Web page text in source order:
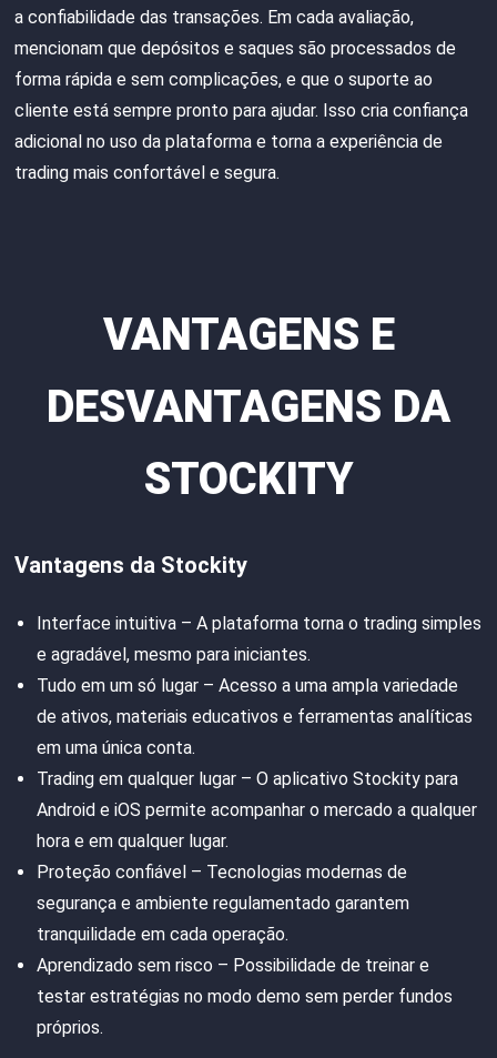
a confiabilidade das transações. Em cada avaliação,
mencionam que depósitos e saques são processados de
forma rápida e sem complicações, e que o suporte ao
cliente está sempre pronto para ajudar. Isso cria confiança
adicional no uso da plataforma e torna a experiência de
trading mais confortável e segura.
VANTAGENS E
DESVANTAGENS DA
STOCKITY
Vantagens da Stockity
Interface intuitiva – A plataforma torna o trading simples
e agradável, mesmo para iniciantes.
Tudo em um só lugar – Acesso a uma ampla variedade
de ativos, materiais educativos e ferramentas analíticas
em uma única conta.
Trading em qualquer lugar – O aplicativo Stockity para
Android e iOS permite acompanhar o mercado a qualquer
hora e em qualquer lugar.
Proteção confiável – Tecnologias modernas de
segurança e ambiente regulamentado garantem
tranquilidade em cada operação.
Aprendizado sem risco – Possibilidade de treinar e
testar estratégias no modo demo sem perder fundos
próprios.